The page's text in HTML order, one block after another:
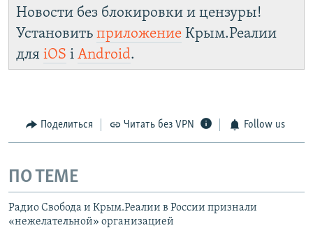
Новости без блокировки и цензуры!
Установить приложение Крым.Реалии
для iOS і Android.
Поделиться Читать без VPN Follow us
ПО ТЕМЕ
Радио Свобода и Крым.Реалии в России признали
«нежелательной» организацией